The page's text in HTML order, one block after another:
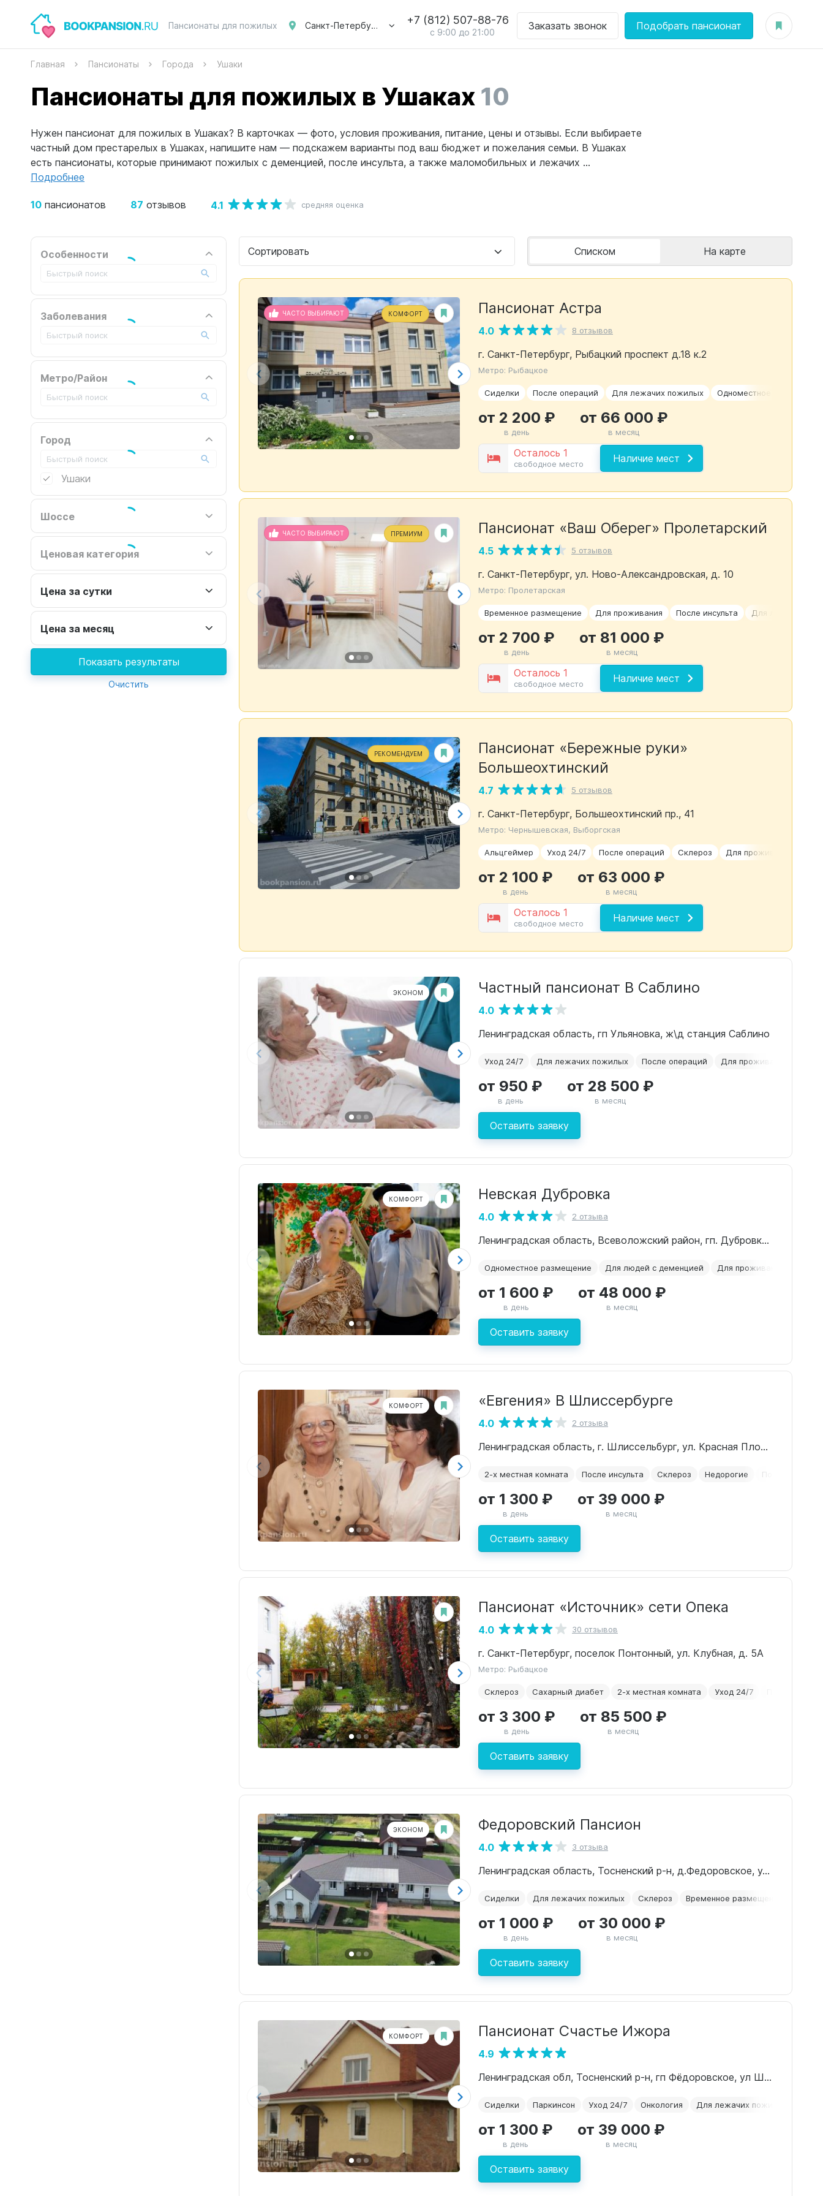
Пансионаты для пожилых Санкт-Петербург +7 (812) 507-88-76
с 9:00 до 21:00
Заказать звонок Подобрать пансионат
Главная Пансионаты Города Ушаки
Пансионаты для пожилых в Ушаках10
Нужен пансионат для пожилых в Ушаках? В карточках — фото, условия проживания, питание, цены и отзывы. Если выбираете
частный дом престарелых в Ушаках, напишите нам — подскажем варианты под ваш бюджет и пожелания семьи. В Ушаках
есть пансионаты, которые принимают пожилых с деменцией, после инсульта, а также маломобильных и лежачих ...
Подробнее
10 пансионатов 87 отзывов 4.1 средняя оценка
Особенности
Заболевания
Метро/Район
Город
Ушаки
Шоссе
Ценовая категория
Цена за сутки
Цена за месяц
Показать результаты
Очистить
Сортировать Списком На карте
ЧАСТО ВЫБИРАЮТ КОМФОРТ Пансионат Астра
4.0 8 отзывов
г. Санкт-Петербург, Рыбацкий проспект д.18 к.2
Метро: Рыбацкое
Сиделки После операций Для лежачих пожилых Одноместное
Осталось 1
свободное место Наличие мест
от 2 200 ₽
в день
от 66 000 ₽
в месяц
ЧАСТО ВЫБИРАЮТ ПРЕМИУМ Пансионат «Ваш Оберег» Пролетарский
4.5 5 отзывов
г. Санкт-Петербург, ул. Ново-Александровская, д. 10
Метро: Пролетарская
Временное размещение Для проживания После инсульта Для людей с
Осталось 1
свободное место Наличие мест
от 2 700 ₽
в день
от 81 000 ₽
в месяц
РЕКОМЕНДУЕМ
Пансионат «Бережные руки»
Большеохтинский
4.7 5 отзывов
г. Санкт-Петербург, Большеохтинский пр., 41
Метро: Чернышевская, Выборгская
Альцгеймер Уход 24/7 После операций Склероз Для проживания
Осталось 1
свободное место Наличие мест
от 2 100 ₽
в день
от 63 000 ₽
в месяц
ЭКОНОМ Частный пансионат В Саблино
4.0
Ленинградская область, гп Ульяновка, ж\д станция Саблино
Уход 24/7 Для лежачих пожилых После операций Для проживания
Оставить заявку
от 950 ₽
в день
от 28 500 ₽
в месяц
КОМФОРТ Невская Дубровка
4.0 2 отзыва
Ленинградская область, Всеволожский район, гп. Дубровка, ул. Пионерская, д.10, ул. Школьная д. 1.
Одноместное размещение Для людей с деменцией Для проживания
Оставить заявку
от 1 600 ₽
в день
от 48 000 ₽
в месяц
КОМФОРТ «Евгения» В Шлиссербурге
4.0 2 отзыва
Ленинградская область, г. Шлиссельбург, ул. Красная Площадь, 3
2-х местная комната После инсульта Склероз Недорогие После
Оставить заявку
от 1 300 ₽
в день
от 39 000 ₽
в месяц
Пансионат «Источник» сети Опека
4.0 30 отзывов
г. Санкт-Петербург, поселок Понтонный, ул. Клубная, д. 5А
Метро: Рыбацкое
Склероз Сахарный диабет 2-х местная комната Уход 24/7
Оставить заявку
от 3 300 ₽
в день
от 85 500 ₽
в месяц
ЭКОНОМ Федоровский Пансион
4.0 3 отзыва
Ленинградская область, Тосненский р-н, д.Федоровское, улица Круговая, 1
Сиделки Для лежачих пожилых Склероз Временное размещение
Оставить заявку
от 1 000 ₽
в день
от 30 000 ₽
в месяц
КОМФОРТ Пансионат Счастье Ижора
4.9
Ленинградская обл, Тосненский р-н, гп Фёдоровское, ул Шоссейная, д 12А
Сиделки Паркинсон Уход 24/7 Онкология Для лежачих пожилых
Оставить заявку
от 1 300 ₽
в день
от 39 000 ₽
в месяц